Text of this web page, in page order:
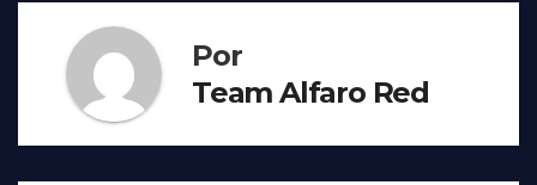
Por
Team Alfaro Red